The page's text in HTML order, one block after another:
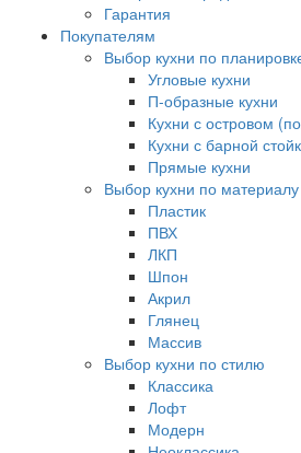
Гарантия
Покупателям
Выбор кухни по
Угловые кухни
П-образные кухни
Кухни с островом
Кухни с барной
Прямые кухни
Выбор кухни по материалу
Пластик
ПВХ
ЛКП
Шпон
Акрил
Глянец
Массив
Выбор кухни по стилю
Классика
Лофт
Модерн